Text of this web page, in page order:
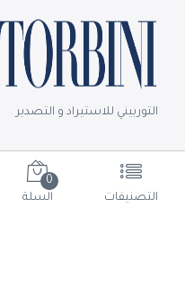
التصنيفات
0
السلة
التوربيني للاستيراد و التصدير